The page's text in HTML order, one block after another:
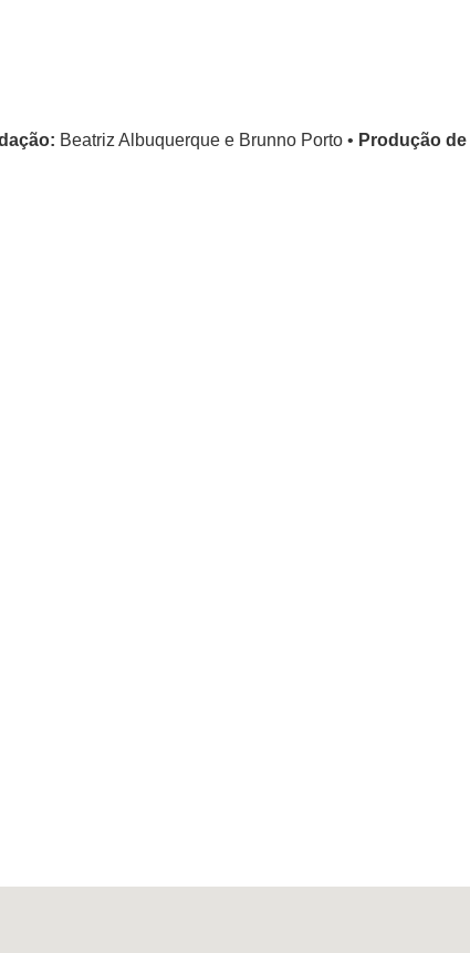
Beatriz Albuquerque e Brunno Porto • Produção de